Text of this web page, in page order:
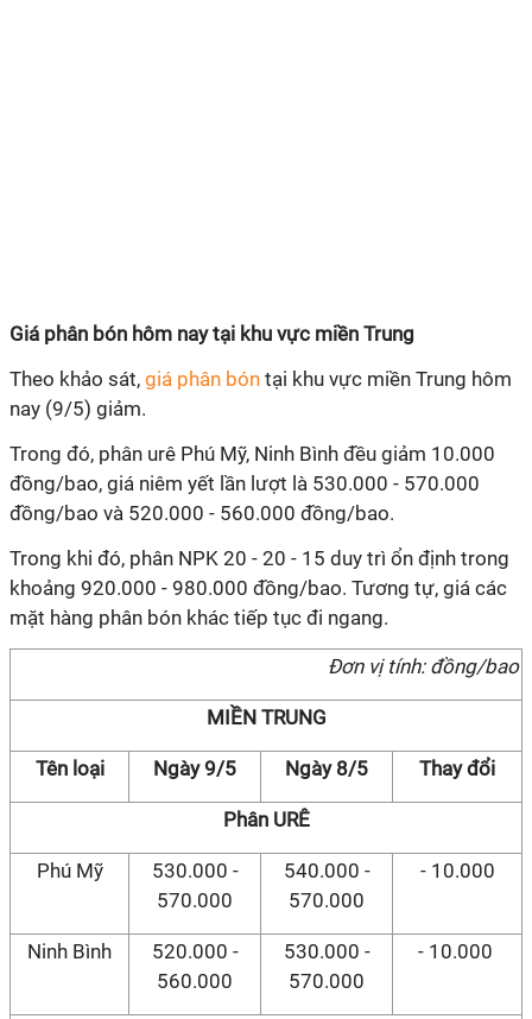
Giá phân bón hôm nay tại khu vực miền Trung
Theo khảo sát, giá phân bón tại khu vực miền Trung hôm
nay (9/5) giảm.
Trong đó, phân urê Phú Mỹ, Ninh Bình đều giảm 10.000
đồng/bao, giá niêm yết lần lượt là 530.000 - 570.000
đồng/bao và 520.000 - 560.000 đồng/bao.
Trong khi đó, phân NPK 20 - 20 - 15 duy trì ổn định trong
khoảng 920.000 - 980.000 đồng/bao. Tương tự, giá các
mặt hàng phân bón khác tiếp tục đi ngang.
Đơn vị tính: đồng/bao
MIỀN TRUNG
Tên loại Ngày 9/5 Ngày 8/5 Thay đổi
Phân URÊ
Phú Mỹ
530.000 -
570.000
540.000 -
570.000
- 10.000
Ninh Bình
520.000 -
560.000
530.000 -
570.000
- 10.000